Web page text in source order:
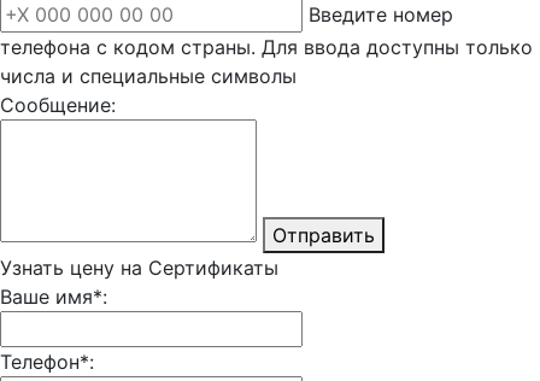
Введите номер
телефона с кодом страны. Для ввода доступны только
числа и специальные символы
Сообщение:
Отправить
Узнать цену на Сертификаты
Ваше имя*:
Телефон*: